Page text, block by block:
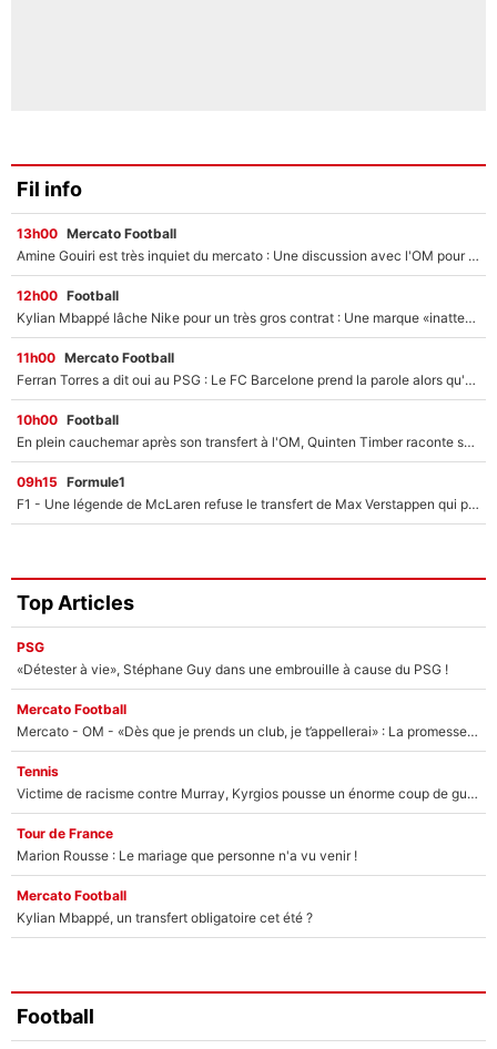
Fil info
13h00 Mercato Football
Amine Gouiri est très inquiet du mercato : Une discussion avec l'OM pour acter son transfert !
12h00 Football
Kylian Mbappé lâche Nike pour un très gros contrat : Une marque «inattendue» va frapper très fort
11h00 Mercato Football
Ferran Torres a dit oui au PSG : Le FC Barcelone prend la parole alors qu'un transfert de l'attaquant espagnol prend forme
10h00 Football
En plein cauchemar après son transfert à l'OM, Quinten Timber raconte ses doutes après sa signature à Marseille
09h15 Formule1
F1 - Une légende de McLaren refuse le transfert de Max Verstappen qui pourrait «faire des vagues» et plomber l'ambiance dans l'équipe
Top Articles
PSG
«Détester à vie», Stéphane Guy dans une embrouille à cause du PSG !
Mercato Football
Mercato - OM - «Dès que je prends un club, je t’appellerai» : La promesse de Marcelino au moment de claquer la porte
Tennis
Victime de racisme contre Murray, Kyrgios pousse un énorme coup de gueule !
Tour de France
Marion Rousse : Le mariage que personne n'a vu venir !
Mercato Football
Kylian Mbappé, un transfert obligatoire cet été ?
Football